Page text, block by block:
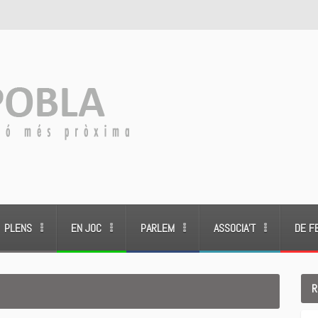
PLENS EN JOC PARLEM ASSOCIA’T DE